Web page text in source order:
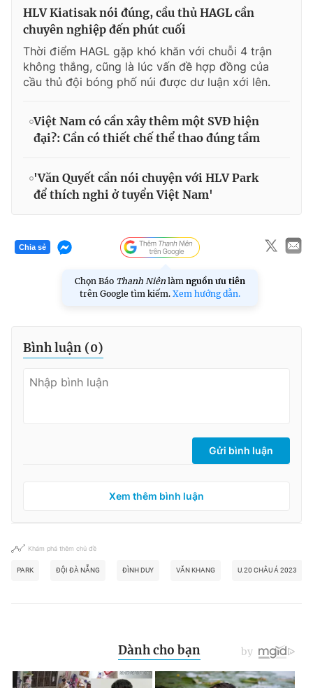
HLV Kiatisak nói đúng, cầu thủ HAGL cần
chuyên nghiệp đến phút cuối
Thời điểm HAGL gặp khó khăn với chuỗi 4 trận
không thắng, cũng là lúc vấn đề hợp đồng của
cầu thủ đội bóng phố núi được dư luận xới lên.
Việt Nam có cần xây thêm một SVĐ hiện
đại?: Cần có thiết chế thể thao đúng tầm
'Văn Quyết cần nói chuyện với HLV Park
để thích nghi ở tuyển Việt Nam'
Chia sẻ
Chọn Báo Thanh Niên làm nguồn ưu tiên
trên Google tìm kiếm. Xem hướng dẫn.
Bình luận (0)
Gửi bình luận
Xem thêm bình luận
Khám phá thêm chủ đề
PARK ĐỘI ĐÀ NẴNG ĐÌNH DUY VĂN KHANG U.20 CHÂU Á 2023